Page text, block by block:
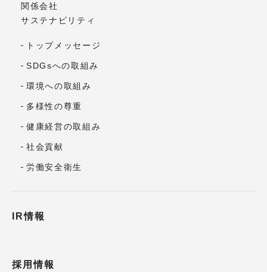
関係会社
サステナビリティ
トップメッセージ
SDGsへの取組み
環境への取組み
多様性の尊重
健康経営の取組み
社会貢献
労働安全衛生
IR情報
採用情報